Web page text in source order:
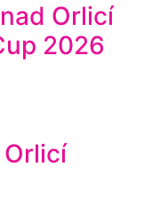
Orlicí
2026
Orlicí